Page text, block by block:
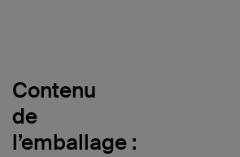
Contenu
de
l’emballage :